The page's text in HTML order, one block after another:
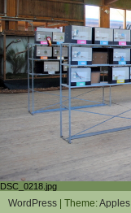
DSC_0218.jpg
WordPress | Theme:Apples